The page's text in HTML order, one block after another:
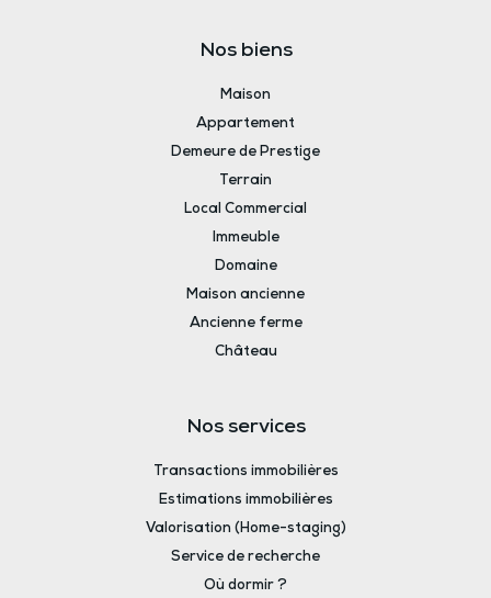
Nos biens
Maison
Appartement
Demeure de Prestige
Terrain
Local Commercial
Immeuble
Domaine
Maison ancienne
Ancienne ferme
Château
Nos services
Transactions immobilières
Estimations immobilières
Valorisation (Home-staging)
Service de recherche
Où dormir ?